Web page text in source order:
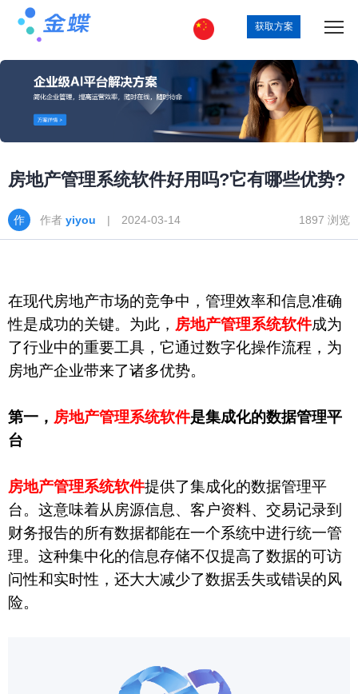
获取方案
房地产管理系统软件好用吗?它有哪些优势?
作者 yiyou | 2024-03-14 1897 浏览
在现代房地产市场的竞争中，管理效率和信息准确
性是成功的关键。为此， 房地产管理系统软件成为
了行业中的重要工具，它通过数字化操作流程，为
房地产企业带来了诸多优势。
第一， 房地产管理系统软件是集成化的数据管理平
台
房地产管理系统软件提供了集成化的数据管理平
台。这意味着从房源信息、客户资料、交易记录到
财务报告的所有数据都能在一个系统中进行统一管
理。这种集中化的信息存储不仅提高了数据的可访
问性和实时性，还大大减少了数据丢失或错误的风
险。